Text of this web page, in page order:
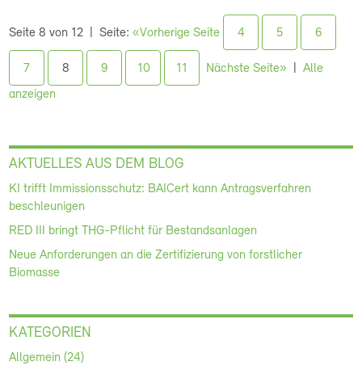
Seite 8 von 12 Seite:«Vorherige Seite 4 5 6
7 8 9 10 11 Nächste Seite»
Alle
anzeigen
AKTUELLES AUS DEM BLOG
KI trifft Immissionsschutz: BAICert kann Antragsverfahren
beschleunigen
RED III bringt THG-Pflicht für Bestandsanlagen
Neue Anforderungen an die Zertifizierung von forstlicher
Biomasse
KATEGORIEN
Allgemein (24)